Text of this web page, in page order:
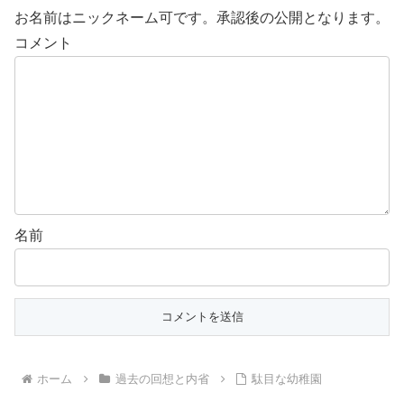
お名前はニックネーム可です。承認後の公開となります。
コメント
名前
ホーム 過去の回想と内省 駄目な幼稚園